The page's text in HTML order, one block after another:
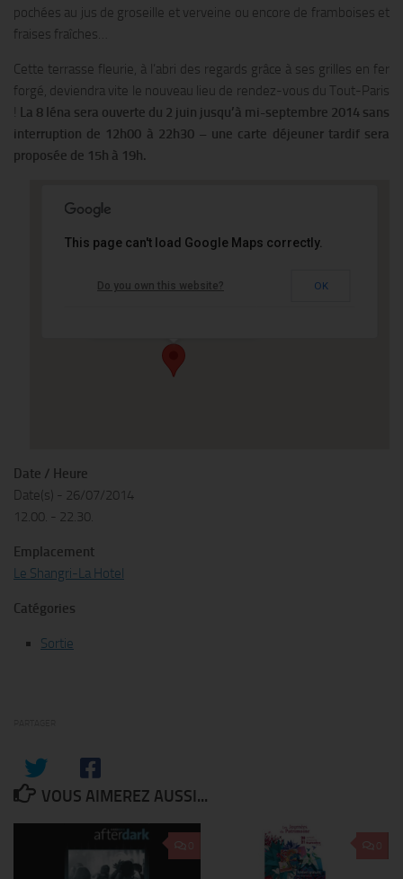
pochées au jus de groseille et verveine ou encore de framboises et
fraises fraîches…
Cette terrasse fleurie, à l’abri des regards grâce à ses grilles en fer
forgé, deviendra vite le nouveau lieu de rendez-vous du Tout-Paris
La 8 Iéna sera ouverte du 2 juin jusqu’à mi-septembre 2014 sans
interruption de 12h00 à 22h30 – une carte déjeuner tardif sera
proposée de 15h à 19h.
This page can't load Google Maps correctly.
Do you own this website? OK
Date / Heure
Date(s) - 26/07/2014
12.00. - 22.30.
Emplacement
Le Shangri-La Hotel
Catégories
Sortie
VOUS AIMEREZ AUSSI...